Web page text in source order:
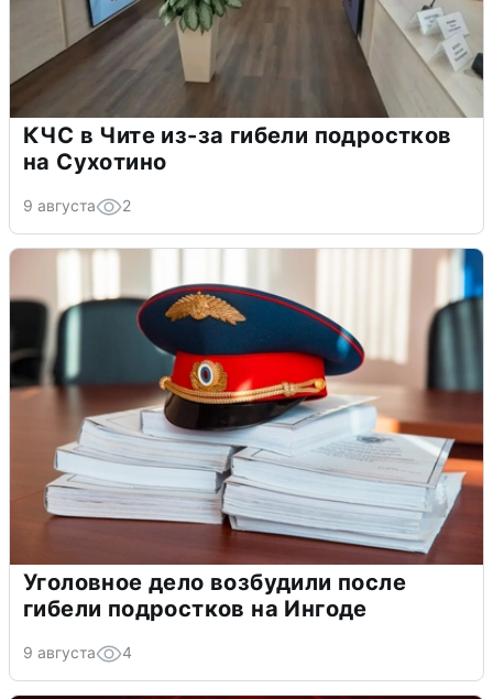
КЧС в Чите из-за гибели подростков
на Сухотино
9 августа 2
Уголовное дело возбудили после
гибели подростков на Ингоде
9 августа 4